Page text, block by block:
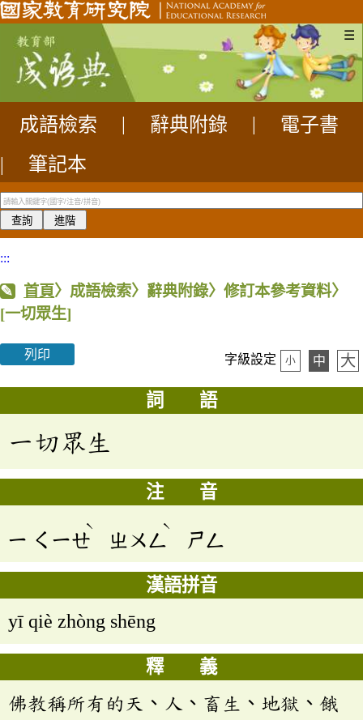
☰
成語檢索 辭典附錄
電子書
|
筆記本
:::
首頁〉成語檢索〉辭典附錄〉修訂本參考資料〉
[一切眾生]
列印 字級設定 小 中 大
詞 語
一切眾生
注 音
ㄧ ㄑㄧㄝ
ˋ
ㄓㄨㄥ
ˋ
ㄕㄥ
漢語拼音
yī qiè zhòng shēng
釋 義
佛教稱所有的天、人、畜生、地獄、餓